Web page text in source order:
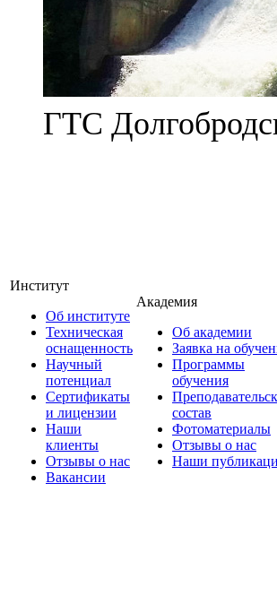
ГТС
Институт
Об институте
Техническая
оснащенность
Научный
потенциал
Сертификаты
и лицензии
Наши
клиенты
Отзывы о нас
Вакансии
Академия
Об академии
Заявка на
Программы
обучения
состав
Фотоматериалы
Отзывы о нас
Наши